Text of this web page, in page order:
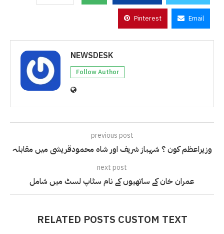
Pinterest Email
NEWSDESK
Follow Author
previous post
وزیراعظم کون ؟ شہباز شریف اور شاہ محمودقریشی میں مقابلہ
next post
عمران خان کے ساتھیوں کے نام سٹاپ لسٹ میں شامل
RELATED POSTS CUSTOM TEXT